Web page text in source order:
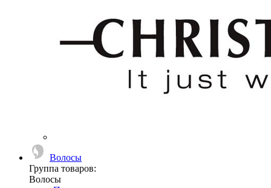
Волосы
Группа товаров:
Волосы